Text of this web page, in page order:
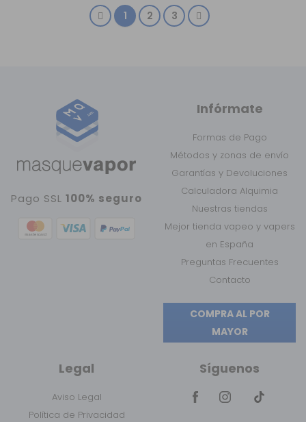
1 2 3
Pago SSL100% seguro
Infórmate
Formas de Pago
Métodos y zonas de envío
Garantías y Devoluciones
Calculadora Alquimia
Nuestras tiendas
Mejor tienda vapeo y vapers
en España
Preguntas Frecuentes
Contacto
COMPRA AL POR
MAYOR
Legal
Aviso Legal
Política de Privacidad
Síguenos